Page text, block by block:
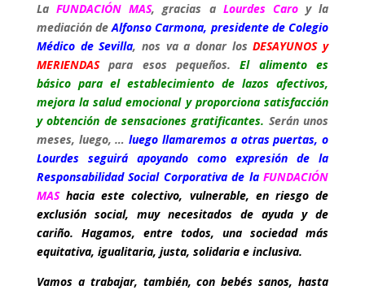
La FUNDACIÓN MAS, gracias a Lourdes Caroy la
mediación deAlfonso Carmona, presidente de Colegio
Médico de Sevilla, nos va a donar losDESAYUNOS y
MERIENDASpara esos pequeños.El alimento es
básico para el establecimiento de lazos afectivos,
mejora la salud emocional y proporciona satisfacción
y obtención de sensaciones gratificantes. Serán unos
meses, luego, …luego llamaremos a otras puertas, o
Lourdes seguirá apoyando como expresión de la
Responsabilidad Social Corporativa de laFUNDACIÓN
MAShacia este colectivo, vulnerable, en riesgo de
exclusión social, muy necesitados de ayuda y de
cariño. Hagamos, entre todos, una sociedad más
equitativa, igualitaria, justa, solidaria e inclusiva.
Vamos a trabajar, también, con bebés sanos, hasta